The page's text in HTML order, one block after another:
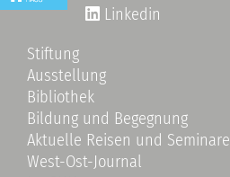
Linkedin
Stiftung
Ausstellung
Bibliothek
Bildung und Begegnung
Aktuelle Reisen und Seminare
West-Ost-Journal